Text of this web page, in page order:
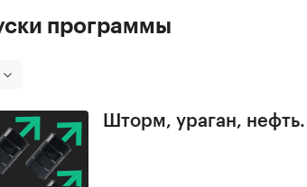
программы
Шторм, ураган,